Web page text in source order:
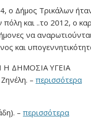
ο Δήμος Τρικάλων
και ..το 2012, ο
να
και
Η ΔΗΜΟΣΙΑ ΥΓΕΙΑ
– περισσότερα
– περισσότερα